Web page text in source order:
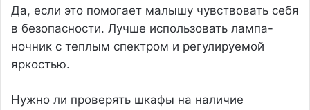
Да, если это помогает малышу чувствовать себя
в безопасности. Лучше использовать лампа-
ночник с теплым спектром и регулируемой
яркостью.
Нужно ли проверять шкафы на наличие